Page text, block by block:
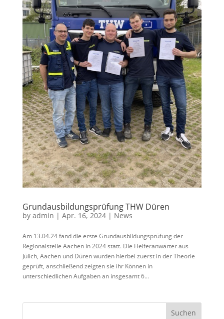
Grundausbildungsprüfung THW Düren
by admin | Apr. 16, 2024| News
Am 13.04.24 fand die erste Grundausbildungsprüfung der
Regionalstelle Aachen in 2024 statt. Die Helferanwärter aus
Jülich, Aachen und Düren wurden hierbei zuerst in der Theorie
geprüft, anschließend zeigten sie ihr Können in
unterschiedlichen Aufgaben an insgesamt 6...